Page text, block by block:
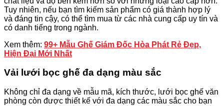
Tuy nhiên, nếu bạn tìm kiếm sản phẩm có giá thành hợp lý
và đáng tin cậy, có thể tìm mua từ các nhà cung cấp uy tín và
có danh tiếng trong ngành.
Xem thêm: 99+ Mẫu Ghế Giám Đốc Hòa Phát Rẻ Đẹp,
Hiện Đại Mới Nhất
Vải lưới bọc ghế đa dạng màu sắc
Không chỉ đa dạng về mẫu mã, kích thước, lưới bọc ghế văn
phòng còn được thiết kế với đa dạng các màu sắc cho bạn